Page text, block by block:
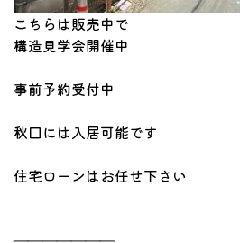
こちらは販売中で
構造見学会開催中
事前予約受付中
秋口には入居可能です
住宅ローンはお任せ下さい